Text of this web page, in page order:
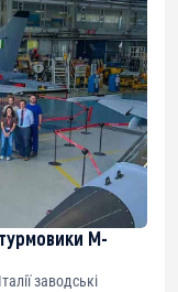
M-
заводські